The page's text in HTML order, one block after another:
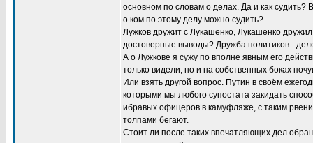
основном по словам о делах. Да и как
о ком по этому делу можно судить?
Лужков дружит с Лукашенко, Лукашенко
достоверные выводы? Дружба политиков -
А о Лужкове я сужу по вполне явным его
только видели, но и на собственных боках
Или взять другой вопрос. Путин в своём
которыми мы любого супостата закидать
ибравых офицеров в камуфляже, с таким
толпами бегают.
Стоит ли после таких впечатляющих дел